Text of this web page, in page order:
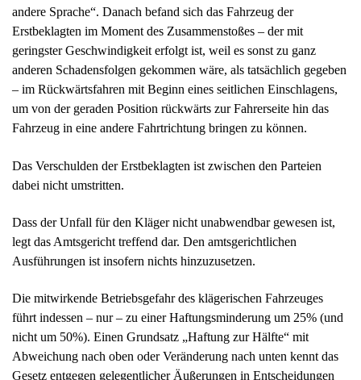
Erstbeklagten im Moment des Zusammenstoßes – der mit
geringster Geschwindigkeit erfolgt ist, weil es sonst zu ganz
anderen Schadensfolgen gekommen wäre, als tatsächlich gegeben
– im Rückwärtsfahren mit Beginn eines seitlichen Einschlagens,
um von der geraden Position rückwärts zur Fahrerseite hin das
Fahrzeug in eine andere Fahrtrichtung bringen zu können.
dabei nicht umstritten.
legt das Amtsgericht treffend dar. Den amtsgerichtlichen
Ausführungen ist insofern nichts hinzuzusetzen.
führt indessen – nur – zu einer Haftungsminderung um 25% (und
nicht um 50%). Einen Grundsatz „Haftung zur Hälfte“ mit
Abweichung nach oben oder Veränderung nach unten kennt das
Gesetz entgegen gelegentlicher Äußerungen in Entscheidungen
oder im Schrifttum nicht.